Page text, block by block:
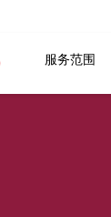
服务范围